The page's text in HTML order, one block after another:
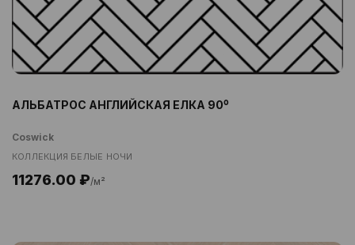
АЛЬБАТРОС АНГЛИЙСКАЯ ЕЛКА 90⁰
Coswick
КОЛЛЕКЦИЯ БЕЛЫЕ НОЧИ
11276.00 ₽/м²